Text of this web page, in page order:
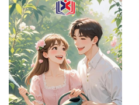
Sảng Văn
Sắc
Sủng
Thanh Xuân
Tiên Hiệp